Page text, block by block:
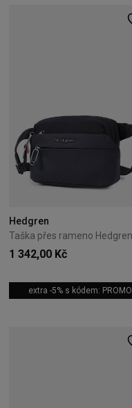
Hedgren
1 342,00 Kč
extra -5% s kódem: PROMO